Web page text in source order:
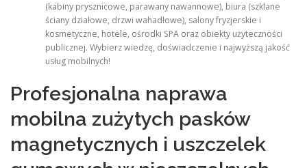
(kabiny prysznicowe, parawany nawannowe), biura (szklane
ściany działowe, drzwi wahadłowe), salony fryzjerskie i
kosmetyczne, hotele, ośrodki SPA oraz obiekty użyteczności
publicznej. Wybierz wiedzę, doświadczenie i najwyższą jakość
usług mobilnych!
Profesjonalna naprawa
mobilna zużytych pasków
magnetycznych i uszczelek